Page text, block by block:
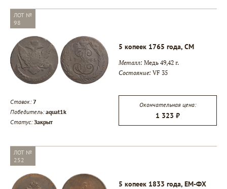
ЛОТ №
98
5 копеек 1765 года, СМ
Металл: Медь 49,42 г.
Состояние: VF 35
Ставок:7
Победитель: aquat1k
Статус:Закрыт
Окончательная цена:
1 323 ₽
ЛОТ №
252
5 копеек 1833 года, ЕМ-ФХ